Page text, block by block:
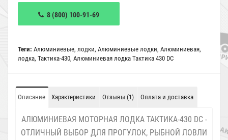
8 (800) 100-91-69
Теги: Алюминиевые, лодки, Алюминиевые лодки, Алюминиевая,
лодка, Тактика-430, Алюминиевая лодка Тактика 430 DC
Описание Характеристики Отзывы (1) Оплата и доставка
АЛЮМИНИЕВАЯ МОТОРНАЯ ЛОДКА ТАКТИКА-430 DC -
ОТЛИЧНЫЙ ВЫБОР ДЛЯ ПРОГУЛОК, РЫБНОЙ ЛОВЛИ